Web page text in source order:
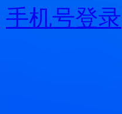
手机号登录